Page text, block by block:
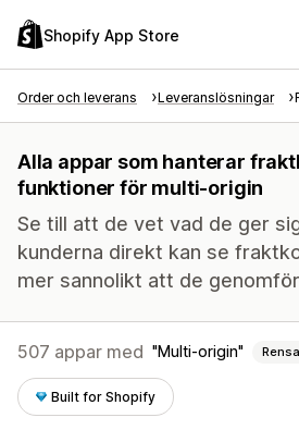
Shopify App Store
Order och leverans Leveranslösningar
Alla appar som hanterar
funktioner för multi-origin
Se till att de vet vad de ger
kunderna direkt kan se
mer sannolikt att de
507 appar med Multi-origin Rensa
Built for Shopify